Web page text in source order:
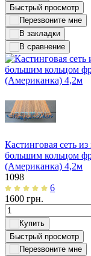
Быстрый просмотр
Кастинговая сеть
большим кольцом
(Американка) 4,2м
1098
6
1600 грн.
Быстрый просмотр